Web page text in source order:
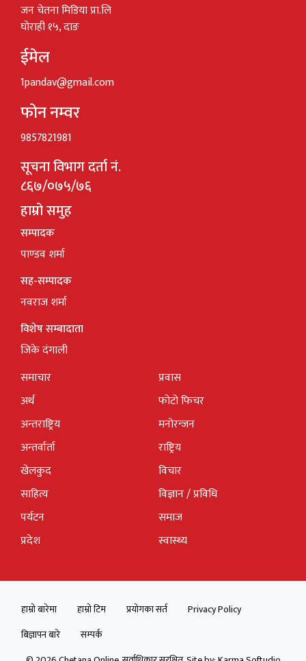
जन चेतना मिडिया प्रा.लि
घोराही १५, दाङ
ईमेल
1pandav@gmail.com
फोन नम्वर
9857821981
सूचना विभाग दर्ता नं.
८६७/०७५/७६
हाम्रो समुह
सम्पादक
पाण्डव शर्मा
सह-सम्पादक
नवराज शर्मा
विशेष सम्बादाता
जिके दंगाली
समाचार
अर्थ
अन्तराष्ट्रिय
अन्तर्वार्ता
खेलकुद
साहित्य
पर्यटन
प्रदेश
प्रवास
फोटो फिचर
मनोरन्जन
राष्ट्रिय
विचार
विज्ञान / प्रविधि
समाज
स्वास्थ्य
हाम्रो बारेमा हाम्रो टिम प्रयोगका सर्त
Privacy Policy
बिज्ञापन बारे
सम्पर्क